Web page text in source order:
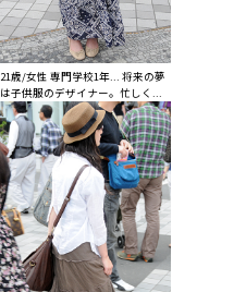
21歳/女性 専門学校1年... 将来の夢
は子供服のデザイナー。忙しく...